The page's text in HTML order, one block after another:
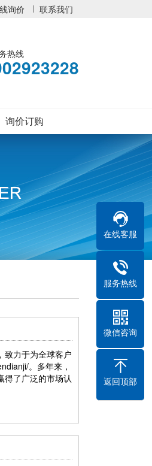
询价 联系我们
热线
询价订购
致力于为全球客户
。多年来，
得了广泛的市场认
在线客服
服务热线
微信咨询
返回顶部